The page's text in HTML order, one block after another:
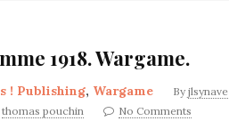
1918. Wargame.
! Publishing, Wargame By jlsynave
thomas pouchin No Comments